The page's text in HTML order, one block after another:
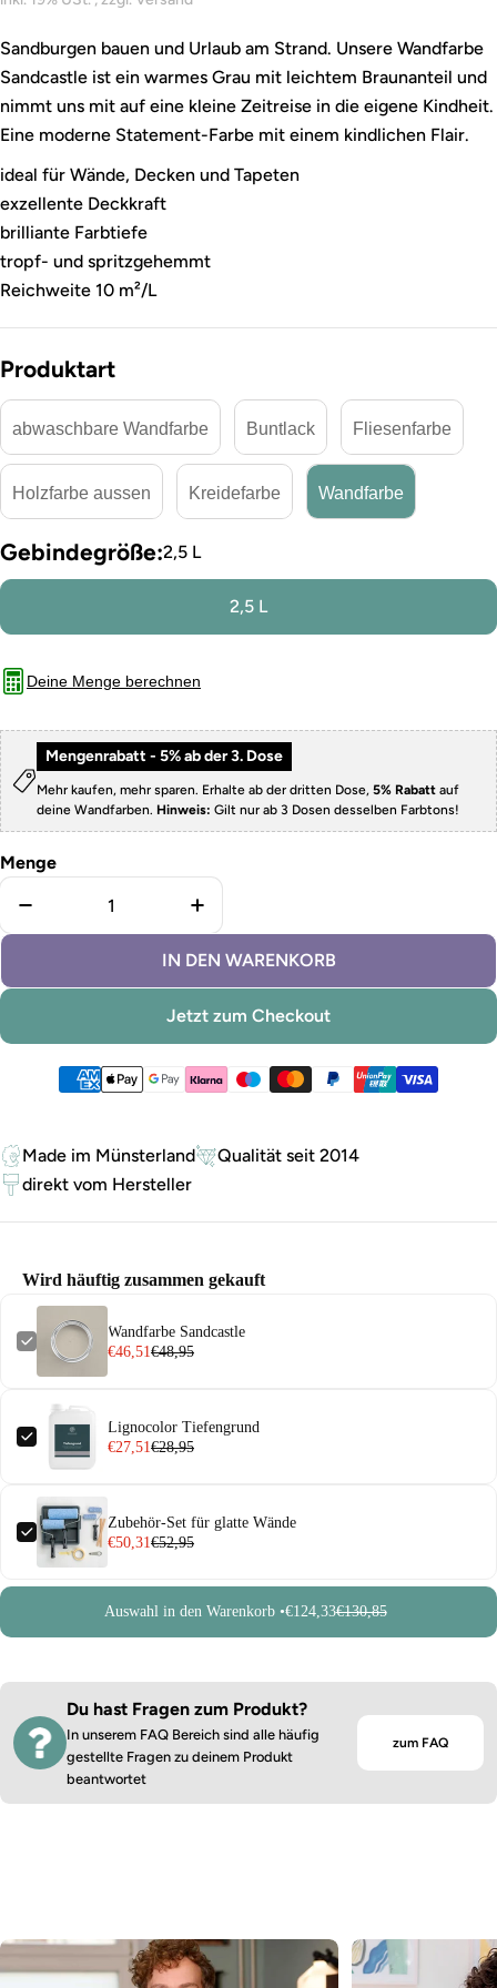
Sandburgen bauen und Urlaub am Strand. Unsere Wandfarbe
Sandcastle ist ein warmes Grau mit leichtem Braunanteil und
nimmt uns mit auf eine kleine Zeitreise in die eigene Kindheit.
Eine moderne Statement-Farbe mit einem kindlichen Flair.
ideal für Wände, Decken und Tapeten
exzellente Deckkraft
brilliante Farbtiefe
tropf- und spritzgehemmt
Reichweite 10 m²/L
Produktart
abwaschbare Wandfarbe Buntlack Fliesenfarbe
Holzfarbe aussen Kreidefarbe Wandfarbe
Gebindegröße:2,5 L
2,5 L
Deine Menge berechnen
Mengenrabatt - 5% ab der 3. Dose
Mehr kaufen, mehr sparen. Erhalte ab der dritten Dose, 5% Rabatt auf
deine Wandfarben. Hinweis: Gilt nur ab 3 Dosen desselben Farbtons!
Menge
Menge für Wandfarbe Sandcastle verringern
Menge für Wandfarbe
IN DEN WARENKORB
Jetzt zum Checkout
Zahlungsmethoden
Made im Münsterland
Qualität seit 2014
direkt vom Hersteller
Wird häuftig zusammen gekauft
Wandfarbe Sandcastle
€46,51€48,95
Lignocolor Tiefengrund
€27,51€28,95
Zubehör-Set für glatte Wände
€50,31€52,95
Auswahl in den Warenkorb •€124,33€130,85
Du hast Fragen zum Produkt?
In unserem FAQ Bereich sind alle häufig
gestellte Fragen zu deinem Produkt
beantwortet
zum FAQ